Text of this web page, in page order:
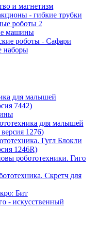
и магнетизм
- гибкие трубки
роботы 2
машины
роботы - Сафари
наборы
для малышей
7442)
для малышей
1276)
Гугл Блокли
1246R)
робототехники. Гиго
Скретч для
Бит
- искусственный